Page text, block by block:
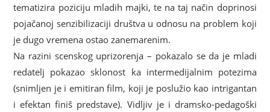
tematizira poziciju mladih majki, te na taj način doprinosi
pojačanoj senzibilizaciji društva u odnosu na problem koji
je dugo vremena ostao zanemarenim.
Na razini scenskog uprizorenja – pokazalo se da je mladi
redatelj pokazao sklonost ka intermedijalnim potezima
(snimljen je i emitiran film, koji je poslužio kao intrigantan
i efektan finiš predstave). Vidljiv je i dramsko-pedagoški